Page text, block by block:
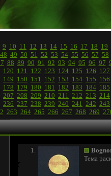
9 10 11 12 13 14 15 16 17 18 19
48 49 50 51 52 53 54 55 56 57 58
88 89 90 91 92 93 94 95 96 97
120 121 122 123 124 125 126 127
149 150 151 152 153 154 155 156
178 179 180 181 182 183 184 185
207 208 209 210 211 212 213 214
236 237 238 239 240 241 242 243
263 264 265 266 267 268 269
1.
Тема